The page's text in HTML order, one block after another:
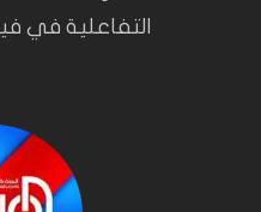
التفاعلية في